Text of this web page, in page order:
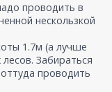
проводить в
нескользкой
1.7м (а лучше
Забираться
проводить